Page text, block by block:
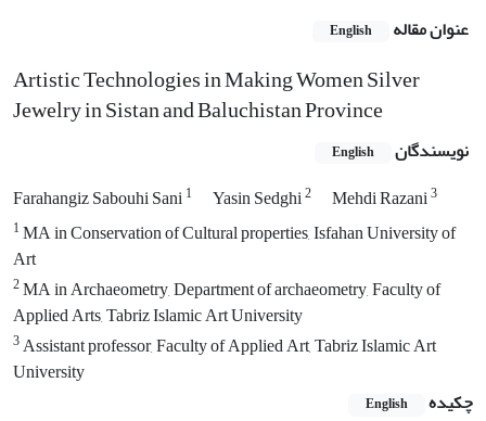
عنوان مقاله English
Artistic Technologies in Making Women Silver
Jewelry in Sistan and Baluchistan Province
نویسندگان English
Farahangiz Sabouhi Sani1 Yasin Sedghi2 Mehdi Razani3
1MA in Conservation of Cultural properties, Isfahan University of
Art
2MA in Archaeometry, Department of archaeometry, Faculty of
Applied Arts, Tabriz Islamic Art University
3Assistant professor, Faculty of Applied Art, Tabriz Islamic Art
University
چکیده
English